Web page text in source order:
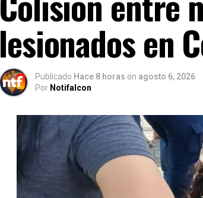
lesionados en
Publicado Hace 8 horas on agosto 6, 2026
Por Notifalcon